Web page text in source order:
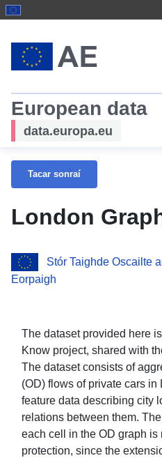
European data
data.europa.eu
Tacar sonraí
London
Stór Taighde Oscailte
Eorpaigh
The dataset provided here
Know project, shared with
The dataset consists of
(OD) flows of private cars
feature data describing city
relations between them.
each cell in the OD graph is
protection, since the